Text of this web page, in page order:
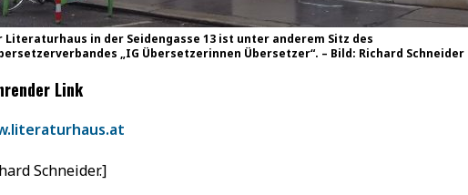
Literaturhaus in der Seidengasse 13 ist unter anderem Sitz des
„IG Übersetzerinnen Übersetzer“. – Bild: Richard Schneider
Link
Schneider.]